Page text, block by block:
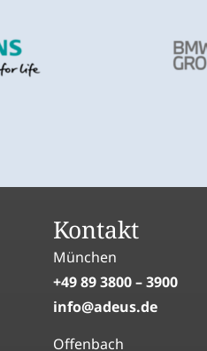
Kontakt
München
+49 89 3800 – 3900
info
adeus de
Offenbach